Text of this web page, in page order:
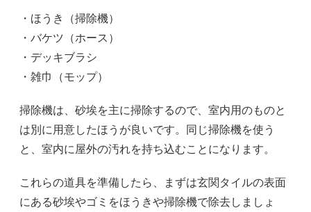
・ほうき（掃除機）
・バケツ（ホース）
・デッキブラシ
・雑巾（モップ）
掃除機は、砂埃を主に掃除するので、室内用のものと
は別に用意したほうが良いです。同じ掃除機を使う
と、室内に屋外の汚れを持ち込むことになります。
これらの道具を準備したら、まずは玄関タイルの表面
にある砂埃やゴミをほうきや掃除機で除去しましょ